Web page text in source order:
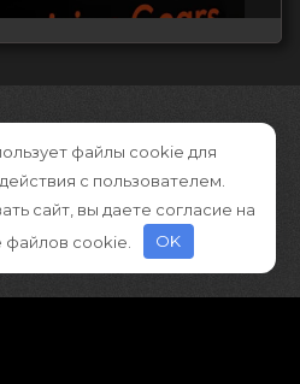
файлы cookie для
с пользователем.
сайт, вы даете согласие на
файлов cookie.
OK